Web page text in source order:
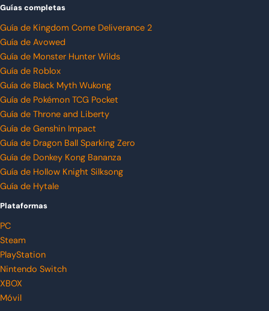
Guías completas
Guía de Kingdom Come Deliverance 2
Guía de Avowed
Guía de Monster Hunter Wilds
Guía de Roblox
Guía de Black Myth Wukong
Guía de Pokémon TCG Pocket
Guía de Throne and Liberty
Guía de Genshin Impact
Guía de Dragon Ball Sparking Zero
Guía de Donkey Kong Bananza
Guía de Hollow Knight Silksong
Guía de Hytale
Plataformas
PC
Steam
PlayStation
Nintendo Switch
XBOX
Móvil